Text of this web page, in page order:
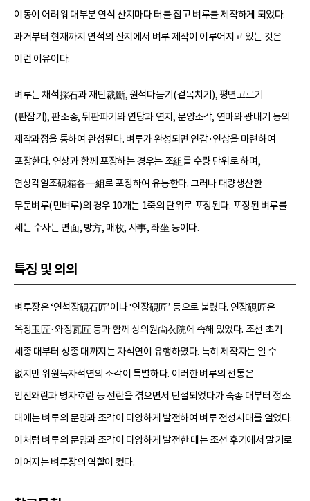
이동이 어려워 대부분 연석 산지마다 터를 잡고 벼루를 제작하게 되었다.
과거부터 현재까지 연석의 산지에서 벼루 제작이 이루어지고 있는 것은
이런 이유이다.
벼루는 채석採石과 재단裁斷, 원석다듬기(겉목치기), 평면고르기
(판잡기), 판조종, 뒤판파기와 연당과 연지, 문양조각, 연마와 광내기 등의
제작과정을 통하여 완성된다. 벼루가 완성되면 연갑·연상을 마련하여
포장한다. 연상과 함께 포장하는 경우는 조組를 수량 단위로 하며,
연상각일조硯箱各一組로 포장하여 유통한다. 그러나 대량생산한
무문벼루(민벼루)의 경우 10개는 1죽의 단위로 포장된다. 포장된 벼루를
세는 수사는 면面, 방方, 매枚, 사事, 좌坐 등이다.
특징 및 의의
벼루장은 ‘연석장硯石匠’이나 ‘연장硯匠’ 등으로 불렸다. 연장硯匠은
옥장玉匠·와장瓦匠 등과 함께 상의원尙衣院에 속해 있었다. 조선 초기
세종 대부터 성종 대까지는 자석연이 유행하였다. 특히 제작자는 알 수
없지만 위원녹자석연의 조각이 특별하다. 이러한 벼루의 전통은
임진왜란과 병자호란 등 전란을 겪으면서 단절되었다가 숙종 대부터 정조
대에는 벼루의 문양과 조각이 다양하게 발전하여 벼루 전성시대를 열었다.
이처럼 벼루의 문양과 조각이 다양하게 발전한 데는 조선 후기에서 말기로
이어지는 벼루장의 역할이 컸다.